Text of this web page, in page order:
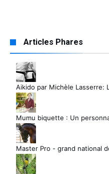
Articles Phares
Aikido par Michèle Lasserre:
Mumu biquette : Un
Master Pro - grand national